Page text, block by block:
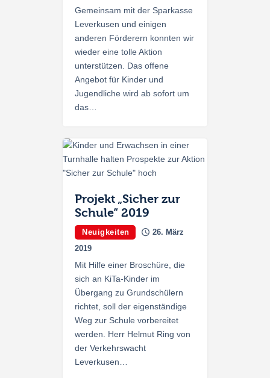
Gemeinsam mit der Sparkasse
Leverkusen und einigen
anderen Förderern konnten wir
wieder eine tolle Aktion
unterstützen. Das offene
Angebot für Kinder und
Jugendliche wird ab sofort um
das…
Projekt „Sicher zur
Schule“ 2019
Neuigkeiten
26. März
2019
Mit Hilfe einer Broschüre, die
sich an KiTa-Kinder im
Übergang zu Grundschülern
richtet, soll der eigenständige
Weg zur Schule vorbereitet
werden. Herr Helmut Ring von
der Verkehrswacht
Leverkusen…